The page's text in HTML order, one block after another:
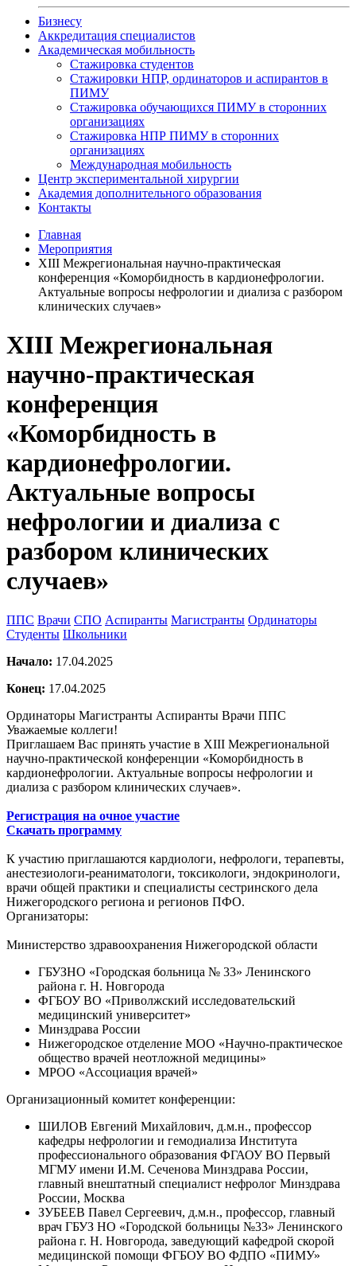
Бизнесу
Аккредитация специалистов
Академическая мобильность
Стажировка студентов
Стажировки НПР, ординаторов и аспирантов в
ПИМУ
Стажировка обучающихся ПИМУ в сторонних
организациях
Стажировка НПР ПИМУ в сторонних
организациях
Международная мобильность
Центр экспериментальной хирургии
Академия дополнительного образования
Контакты
Главная
Мероприятия
XIII Межрегиональная научно-практическая
конференция «Коморбидность в кардионефрологии.
Актуальные вопросы нефрологии и диализа с разбором
клинических случаев»
XIII Межрегиональная
научно-практическая
конференция
«Коморбидность в
кардионефрологии.
Актуальные вопросы
нефрологии и диализа с
разбором клинических
случаев»
ППС Врачи СПО Аспиранты Магистранты Ординаторы
Студенты Школьники
Начало: 17.04.2025
Конец: 17.04.2025
Ординаторы Магистранты Аспиранты Врачи ППС
Уважаемые коллеги!
Приглашаем Вас принять участие в XIII Межрегиональной
научно-практической конференции «Коморбидность в
кардионефрологии. Актуальные вопросы нефрологии и
диализа с разбором клинических случаев».
Регистрация на очное участие
Скачать программу
К участию приглашаются кардиологи, нефрологи, терапевты,
анестезиологи-реаниматологи, токсикологи, эндокринологи,
врачи общей практики и специалисты сестринского дела
Нижегородского региона и регионов ПФО.
Организаторы:
Министерство здравоохранения Нижегородской области
ГБУЗНО «Городская больница № 33» Ленинского
района г. Н. Новгорода
ФГБОУ ВО «Приволжский исследовательский
медицинский университет»
Минздрава России
Нижегородское отделение МОО «Научно-практическое
общество врачей неотложной медицины»
МРОО «Ассоциация врачей»
Организационный комитет конференции:
ШИЛОВ Евгений Михайлович, д.м.н., профессор
кафедры нефрологии и гемодиализа Института
профессионального образования ФГАОУ ВО Первый
МГМУ имени И.М. Сеченова Минздрава России,
главный внештатный специалист нефролог Минздрава
России, Москва
ЗУБЕЕВ Павел Сергеевич, д.м.н., профессор, главный
врач ГБУЗ НО «Городской больницы №33» Ленинского
района г. Н. Новгорода, заведующий кафедрой скорой
медицинской помощи ФГБОУ ВО ФДПО «ПИМУ»